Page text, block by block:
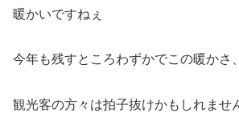
暖かいですねぇ
今年も残すところわずかでこの暖かさ
観光客の方々は拍子抜けかもしれませ